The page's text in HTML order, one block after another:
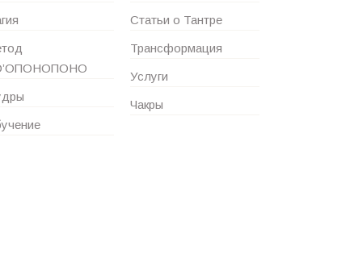
Статьи о Тантре
Трансформация
Услуги
Чакры